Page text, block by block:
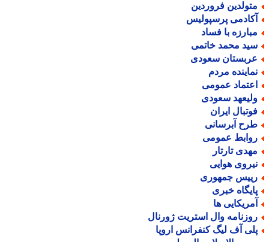
فروردین
پرسپولیس
با فساد
محمد خاتمی
سعودی
مردم
عمومی
سعودی
ایران
آبرسانی
عمومی
تارتار
هوایی
جمهوری
خبری
ها
وال استریت ژورنال
آف لیگ کنفرانس اروپا